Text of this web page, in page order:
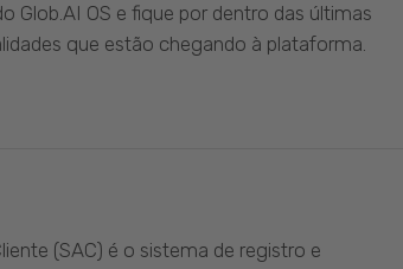
Glob.AI OS e fique por dentro das últimas
que estão chegando à plataforma.
(SAC) é o sistema de registro e